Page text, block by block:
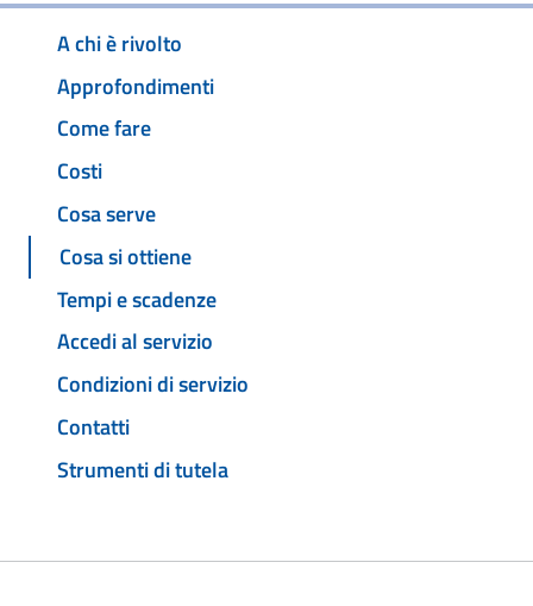
A chi è rivolto
Approfondimenti
Come fare
Costi
Cosa serve
Cosa si ottiene
Tempi e scadenze
Accedi al servizio
Condizioni di servizio
Contatti
Strumenti di tutela